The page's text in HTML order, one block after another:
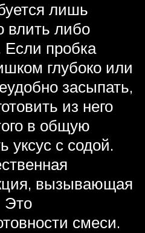
лишь
влить либо
Если пробка
глубоко или
засыпать,
из него
в общую
уксус с содой.
вызывающая
Это
смеси.